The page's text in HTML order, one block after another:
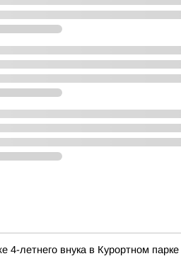
летнего внука в Курортном